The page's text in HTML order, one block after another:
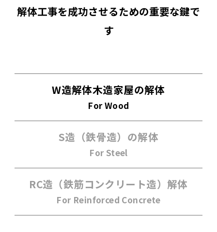
解体工事を成功させるための重要な鍵で
す
W造解体木造家屋の解体
For Wood
S造（鉄骨造） の解体
For Steel
RC造（鉄筋コンクリート造）解体
For Reinforced Concrete